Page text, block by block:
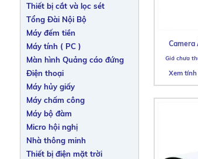
Camera
Xem
Thiết bị cắt và lọc sét
Tổng Đài Nội Bộ
Máy đếm tiền
Máy tính ( PC )
Màn hình Quảng cáo đứng
Điện thoại
Máy hủy giấy
Máy chấm công
Máy bộ đàm
Micro hội nghị
Nhà thông minh
Thiết bị điện mặt trời